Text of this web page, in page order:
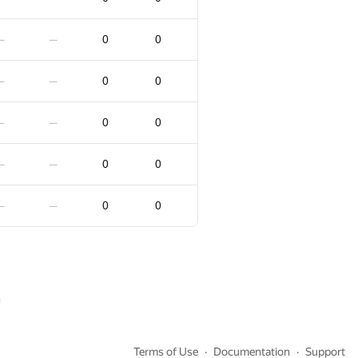
— 0 0
— 0 0
— 0 0
— 0 0
— 0 0
0 0
0 0
0 0
0 0
0 0
Terms of Use Documentation Support